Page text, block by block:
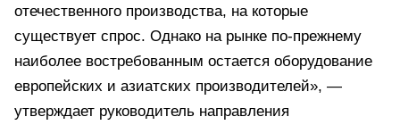
отечественного производства, на которые
существует спрос. Однако на рынке по-прежнему
наиболее востребованным остается оборудование
европейских и азиатских производителей», —
утверждает руководитель направления